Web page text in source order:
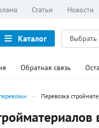
Статьи Новости
Каталог
Обратная связь
Перевозка